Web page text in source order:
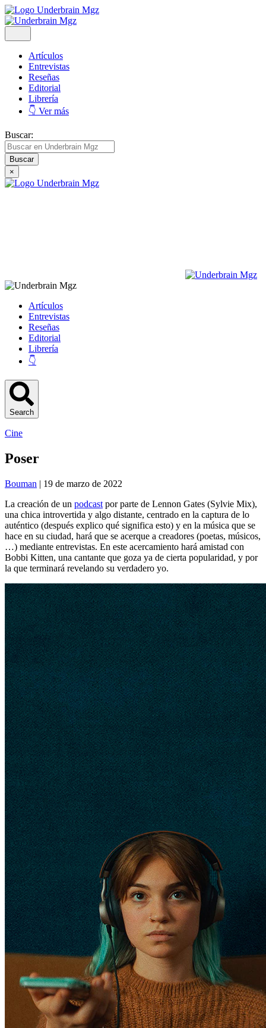
Artículos
Entrevistas
Reseñas
Editorial
Librería
👇 Ver más
Buscar:
×
Artículos
Entrevistas
Reseñas
Editorial
Librería
👇
Search
Cine
Poser
Bouman | 19 de marzo de 2022
La creación de un podcast por parte de Lennon Gates (Sylvie Mix),
una chica introvertida y algo distante, centrado en la captura de lo
auténtico (después explico qué significa esto) y en la música que se
hace en su ciudad, hará que se acerque a creadores (poetas, músicos,
…) mediante entrevistas. En este acercamiento hará amistad con
Bobbi Kitten, una cantante que goza ya de cierta popularidad, y por
la que terminará revelando su verdadero yo.